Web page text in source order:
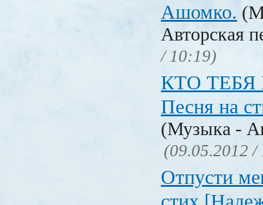
Ашомко.
Авторская
/ 10:19)
КТО
Песня на
(Музыка -
(09.05.2012 /
Отпусти